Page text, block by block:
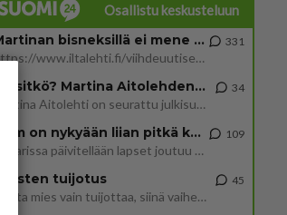
Osallistu keskusteluun
Martinan bisneksillä ei mene hyvin
https://www.iltalehti.fi/viihdeuutiset/a/c46da6ab-340f-4790-aaa7-0865eed2336 Yrityksen konkurssihakemus on tullut kärä
331
Tiesitkö? Martina Aitolehden isäpuoli on tämä suosittu laulaja
Martina Aitolehti on seurattu julkisuuden henkilö. Lähipiiriin mahtuu muitakin tunnettuja henkilöitä. Tiesitkö, että Ma
34
2 km on nykyään liian pitkä koulumatka
Hesarissa päivitellään lapset joutuu nyt kulkemaan 2 km kouluun jösses. Ruostefillarilla tuo matka menee vaikka miten äk
109
Miesten tuijotus
Mutta mies vain tuijottaa, siinä vaiheessa käännän itse pään pois. Mikä juttu? Yleensä jos joku tuijottaa tai katsoo, hä
45